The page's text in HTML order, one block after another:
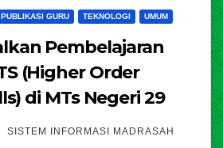
PUBLIKASI GURU TEKNOLOGI UMUM
Pembelajaran
(Higher Order
di MTs Negeri 29
SISTEM INFORMASI MADRASAH